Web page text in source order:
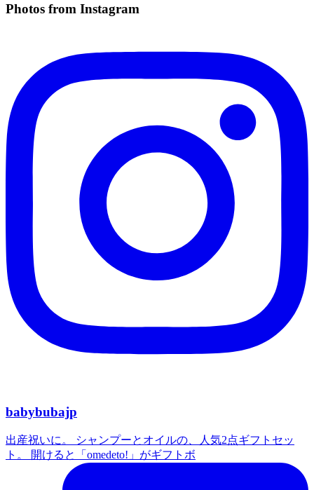
Photos from Instagram
babybubajp
出産祝いに。 シャンプーとオイルの、人気2点ギフトセッ
ト。 開けると「omedeto!」がギフトボ